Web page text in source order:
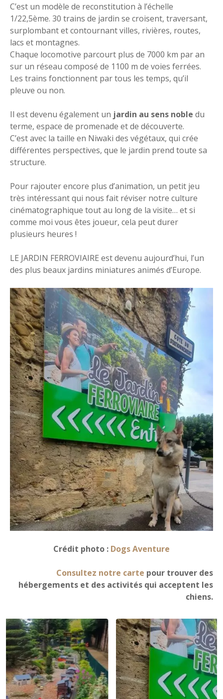
C’est un modèle de reconstitution à l’échelle
1/22,5ème. 30 trains de jardin se croisent, traversant,
surplombant et contournant villes, rivières, routes,
lacs et montagnes.
Chaque locomotive parcourt plus de 7000 km par an
sur un réseau composé de 1100 m de voies ferrées.
Les trains fonctionnent par tous les temps, qu’il
pleuve ou non.
Il est devenu également un jardin au sens noble du
terme, espace de promenade et de découverte.
C’est avec la taille en Niwaki des végétaux, qui crée
différentes perspectives, que le jardin prend toute sa
structure.
Pour rajouter encore plus d’animation, un petit jeu
très intéressant qui nous fait réviser notre culture
cinématographique tout au long de la visite… et si
comme moi vous êtes joueur, cela peut durer
plusieurs heures !
LE JARDIN FERROVIAIRE est devenu aujourd’hui, l’un
des plus beaux jardins miniatures animés d’Europe.
Crédit photo : Dogs Aventure
Consultez notre carte pour trouver des
hébergements et des activités qui acceptent les
chiens.